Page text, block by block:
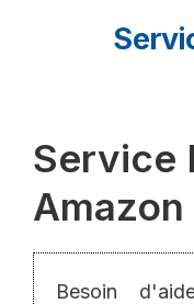
Service
Amazon
Besoin